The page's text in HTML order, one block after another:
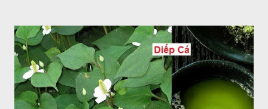
một mo to màu đỏ xanh có đốm trắng, mặt trong màu đỏ thẫm,
bao lấy một bong mo là một trục mang phần hoa cái ở dưới,
phần hoa đực ở trên. Khoai nưa phân bố ở Ấn độ, Myanma,
Trung quốc, Việt nam, Campuchia, Malaixia, Inđônêxia,
Philippin. Ở nước ta, khoai nưa mọc hoang rải rác ở khắp các